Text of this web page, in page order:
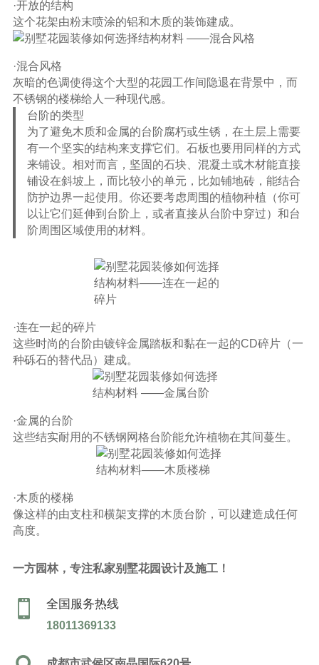
·开放的结构
这个花架由粉末喷涂的铝和木质的装饰建成。
·混合风格
灰暗的色调使得这个大型的花园工作间隐退在背景中，而
不锈钢的楼梯给人一种现代感。
台阶的类型
为了避免木质和金属的台阶腐朽或生锈，在土层上需要
有一个坚实的结构来支撑它们。石板也要用同样的方式
来铺设。相对而言，坚固的石块、混凝土或木材能直接
铺设在斜坡上，而比较小的单元，比如铺地砖，能结合
防护边界一起使用。你还要考虑周围的植物种植（你可
以让它们延伸到台阶上，或者直接从台阶中穿过）和台
阶周围区域使用的材料。
·连在一起的碎片
这些时尚的台阶由镀锌金属踏板和黏在一起的CD碎片（一
种砾石的替代品）建成。
·金属的台阶
这些结实耐用的不锈钢网格台阶能允许植物在其间蔓生。
·木质的楼梯
像这样的由支柱和横架支撑的木质台阶，可以建造成任何
高度。
一方园林，专注私家别墅花园设计及施工！
 全国服务热线
18011369133